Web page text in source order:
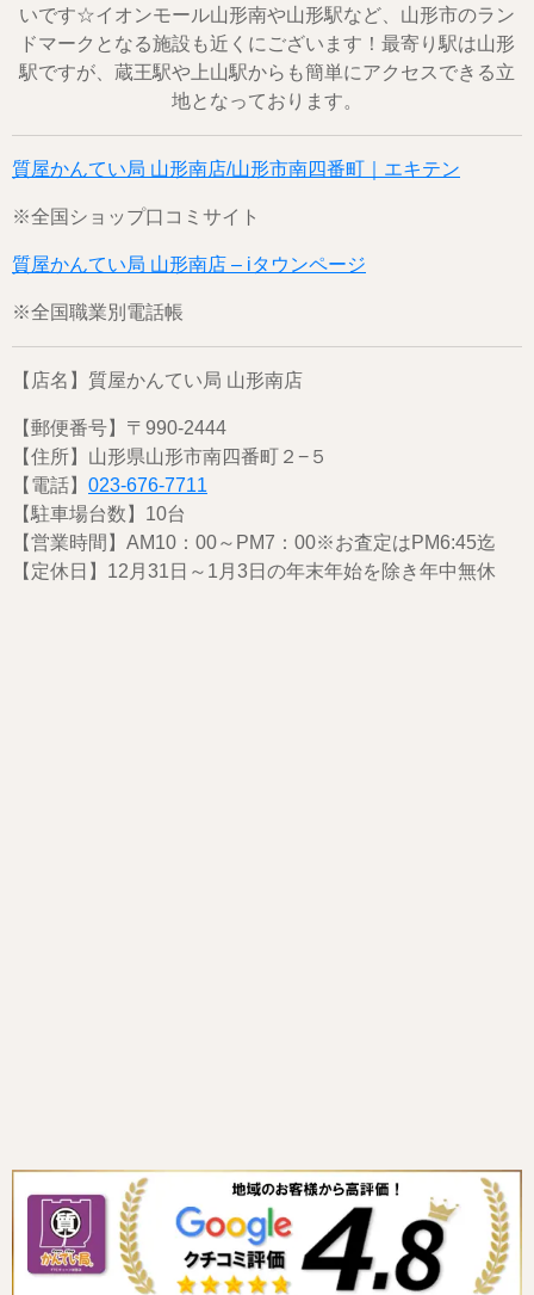
いです☆イオンモール山形南や山形駅など、山形市のラン
ドマークとなる施設も近くにございます！最寄り駅は山形
駅ですが、蔵王駅や上山駅からも簡単にアクセスできる立
地となっております。
質屋かんてい局 山形南店/山形市南四番町｜エキテン
※全国ショップ口コミサイト
質屋かんてい局 山形南店 – iタウンページ
※全国職業別電話帳
【店名】質屋かんてい局 山形南店
【郵便番号】〒990-2444
【住所】山形県山形市南四番町２−５
【電話】 023-676-7711
【駐車場台数】10台
【営業時間】AM10：00～PM7：00※お査定はPM6:45迄
【定休日】12月31日～1月3日の年末年始を除き年中無休